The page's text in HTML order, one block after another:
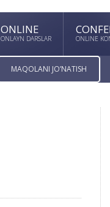
ONLINE
ONLAYN DARSLAR ONLINE
MAQOLANI JO’NATISH